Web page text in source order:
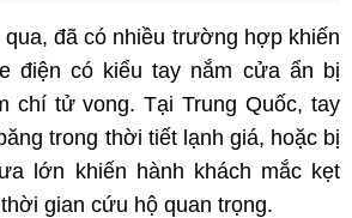
đã có nhiều trường hợp khiến
điện có kiểu tay nắm cửa ẩn bị
chí tử vong. Tại Trung Quốc, tay
trong thời tiết lạnh giá, hoặc bị
lớn khiến hành khách mắc kẹt
gian cứu hộ quan trọng.